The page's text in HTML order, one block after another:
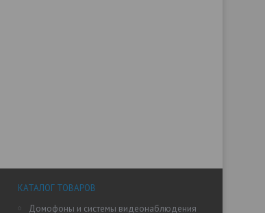
КАТАЛОГ ТОВАРОВ
Домофоны и системы видеонаблюдения